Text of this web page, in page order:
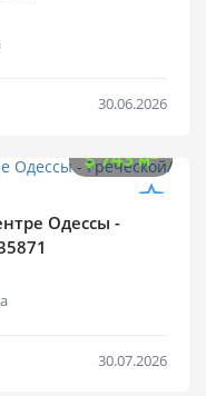
30.06.2026
$743 м2
Одессы -
30.07.2026